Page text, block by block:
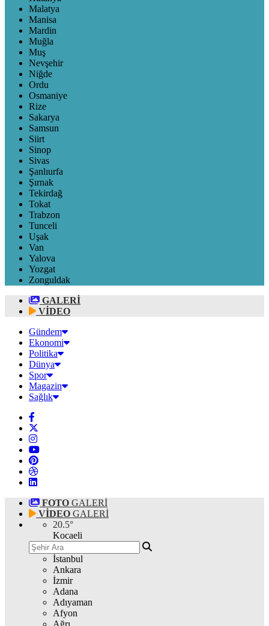
Malatya
Manisa
Mardin
Muğla
Muş
Nevşehir
Niğde
Ordu
Osmaniye
Rize
Sakarya
Samsun
Siirt
Sinop
Sivas
Şanlıurfa
Şırnak
Tekirdağ
Tokat
Trabzon
Tunceli
Uşak
Van
Yalova
Yozgat
Zonguldak
GALERİ
VİDEO
Gündem
Ekonomi
Politika
Dünya
Spor
Magazin
Sağlık
FOTO GALERİ
VİDEO GALERİ
20.5°
Kocaeli
İstanbul
Ankara
İzmir
Adana
Adıyaman
Afyon
Ağrı